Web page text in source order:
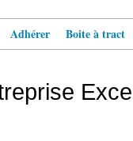
Adhérer Boite à tract